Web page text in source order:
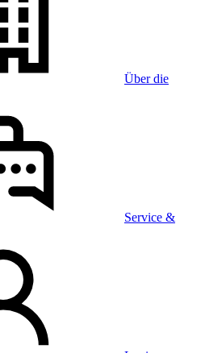
Über die
Service &